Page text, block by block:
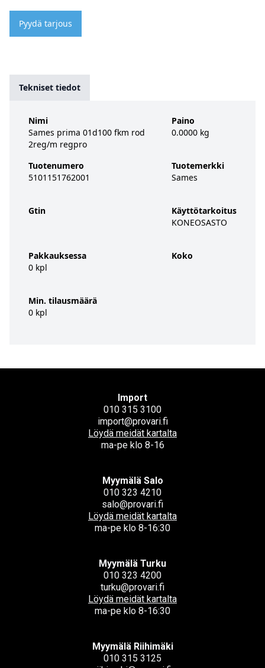
Pyydä tarjous
Tekniset tiedot
Nimi
Sames prima 01d100 fkm rod
2reg/m regpro
Tuotenumero
5101151762001
Gtin
Pakkauksessa
0 kpl
Min. tilausmäärä
0 kpl
Paino
0.0000 kg
Tuotemerkki
Sames
Käyttötarkoitus
KONEOSASTO
Koko
Import
010 315 3100
import@provari.fi
Löydä meidät kartalta
ma-pe klo 8-16
Myymälä Salo
010 323 4210
salo@provari.fi
Löydä meidät kartalta
ma-pe klo 8-16:30
Myymälä Turku
010 323 4200
turku@provari.fi
Löydä meidät kartalta
ma-pe klo 8-16:30
Myymälä Riihimäki
010 315 3125